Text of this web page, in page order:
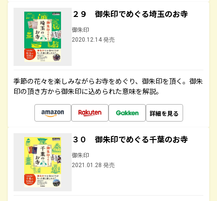
２９ 御朱印でめぐる埼玉のお寺
御朱印
2020.12.14 発売
季節の花々を楽しみながらお寺をめぐり、御朱印を頂く。御朱
印の頂き方から御朱印に込められた意味を解説。
詳細を見る
３０ 御朱印でめぐる千葉のお寺
御朱印
2021.01.28 発売